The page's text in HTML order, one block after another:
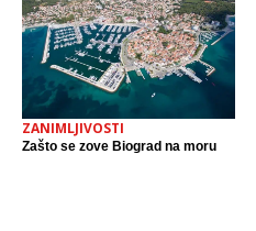
ZANIMLJIVOSTI
Zašto se zove Biograd na moru